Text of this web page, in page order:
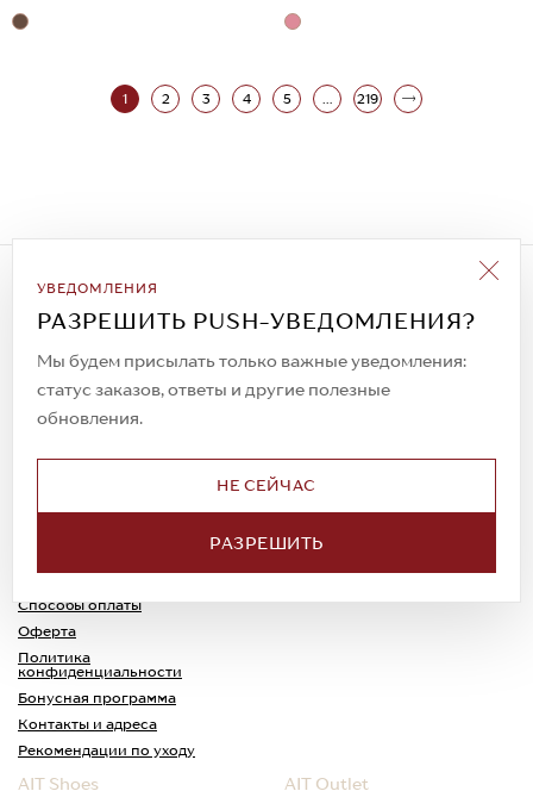
1 2 3 4 5 ... 219
УВЕДОМЛЕНИЯ
РАЗРЕШИТЬ PUSH-УВЕДОМЛЕНИЯ?
Мы будем присылать только важные уведомления:
статус заказов, ответы и другие полезные
обновления.
НЕ СЕЙЧАС
РАЗРЕШИТЬ
Подписаться на рассылку
Всегда будьте в курсе новых акций и
спецпредложений!
© 2023. AIT Shoes
Все права защищены
Доставка
Способы оплаты
Оферта
Политика
конфиденциальности
Обмен и возврат
Каспи-Ред
Бонусная программа
Контакты и адреса
Рекомендации по уходу
AIT Shoes AIT Outlet